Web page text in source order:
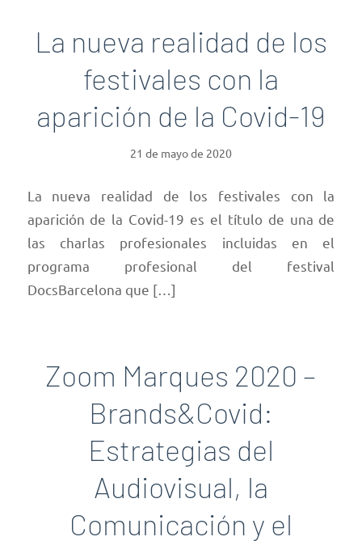
La nueva realidad de los
festivales con la
aparición de la Covid-19
21 de mayo de 2020
La nueva realidad de los festivales con la
aparición de la Covid-19 es el título de una de
las charlas profesionales incluidas en el
programa profesional del festival
DocsBarcelona que […]
Zoom Marques 2020 –
Brands&Covid:
Estrategias del
Audiovisual, la
Comunicación y el